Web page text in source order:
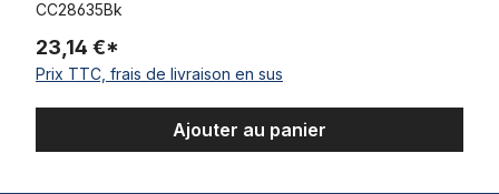
CC28635Bk
23,14 €*
Prix TTC, frais de livraison en sus
Ajouter au panier